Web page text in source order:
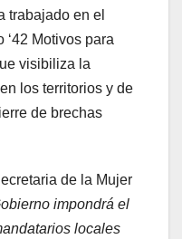
trabajado en el
‘42 Motivos para
visibiliza la
los territorios y de
de brechas
de la Mujer
impondrá el
locales